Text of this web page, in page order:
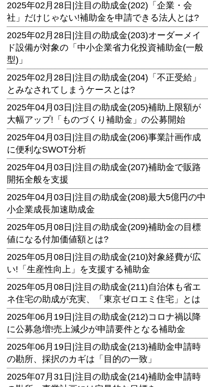
2025年02月28日| 注目の助成金(202)「企業・会
社」だけじゃない!補助金を申請できる法人とは?
2025年02月28日| 注目の助成金(203)オーダーメイ
ド設備が対象の「中小企業省力化投資補助金(一般
型)」
2025年02月28日| 注目の助成金(204)「不正受給」
とみなされてしまうケースとは?
2025年04月03日| 注目の助成金(205)補助上限額が
大幅アップ!「ものづくり補助金」の公募開始
2025年04月03日| 注目の助成金(206)事業計画作成
に便利なSWOT分析
2025年04月03日| 注目の助成金(207)補助金で販路
開拓全般を支援
2025年04月03日| 注目の助成金(208)最大5億円の中
小企業成長加速助成金
2025年05月08日| 注目の助成金(209)補助金の目標
値になる付加価値額とは?
2025年05月08日| 注目の助成金(210)対象経費が広
い!「生産性向上」を支援する補助金
2025年05月08日| 注目の助成金(211)自治体も省エ
ネ住宅の助成が充実、「東京ゼロエミ住宅」とは
2025年06月19日| 注目の助成金(212)コロナ禍以降
に公募急増!売上減少が申請要件となる補助金
2025年06月19日| 注目の助成金(213)補助金申請時
の勘所、採択のカギは「目的の一致」
2025年07月31日| 注目の助成金(214)補助金申請時